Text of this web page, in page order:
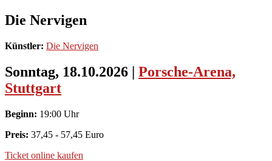
Die Nervigen
Künstler: Die Nervigen
Sonntag, 18.10.2026 | Porsche-Arena,
Stuttgart
Beginn: 19:00 Uhr
Preis: 37,45 - 57,45 Euro
Ticket online kaufen